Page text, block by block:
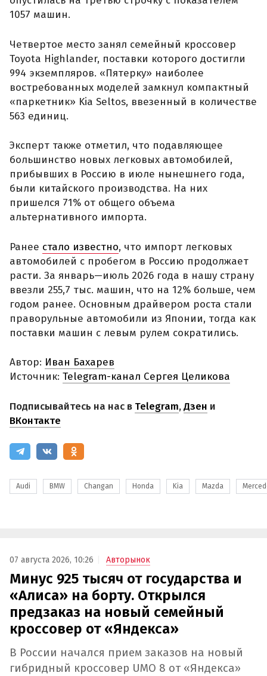
1057 машин.
Четвертое место занял семейный кроссовер
Toyota Highlander, поставки которого достигли
994 экземпляров. «Пятерку» наиболее
востребованных моделей замкнул компактный
«паркетник» Kia Seltos, ввезенный в количестве
563 единиц.
Эксперт также отметил, что подавляющее
большинство новых легковых автомобилей,
прибывших в Россию в июле нынешнего года,
были китайского производства. На них
пришелся 71% от общего объема
альтернативного импорта.
Ранее стало известно, что импорт легковых
автомобилей с пробегом в Россию продолжает
расти. За январь—июль 2026 года в нашу страну
ввезли 255,7 тыс. машин, что на 12% больше, чем
годом ранее. Основным драйвером роста стали
праворульные автомобили из Японии, тогда как
поставки машин с левым рулем сократились.
Автор: Иван Бахарев
Источник: Telegram-канал Сергея Целикова
Подписывайтесь на нас в Telegram,Дзен и
ВКонтакте
Audi BMW Changan Honda Kia Mazda
07 августа 2026, 10:26 Авторынок
Минус 925 тысяч от государства и
«Алиса» на борту. Открылся
предзаказ на новый семейный
кроссовер от «Яндекса»
В России начался прием заказов на новый
гибридный кроссовер UMO 8 от «Яндекса»